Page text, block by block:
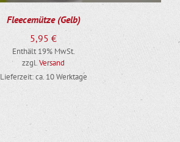
Fleecemütze (Gelb)
5,95 €
Enthält 19% MwSt.
zzgl.Versand
Lieferzeit: ca. 10 Werktage